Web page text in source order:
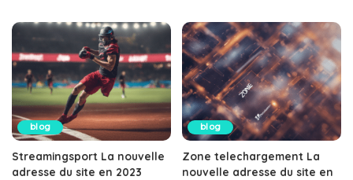
blog
Streamingsport La nouvelle
adresse du site en 2023
blog
Zone telechargement La
nouvelle adresse du site en